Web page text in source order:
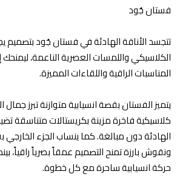
فستان جُود
تتجسد الأناقة الهادئة في فستان جُود بتصميم
الكلاسيكي واللمسات العصرية الناعمة، ليمنحك
المناسبات الراقية واللقاءات المميزة.
يتميز الفستان بقصة انسيابية متوازنة تبرز جمال
كلاسيكية فاخرة مزينة بكريستالات متناسقة
الهادئة دون مبالغة. كما ينساب الجزء
ونقوش بارزة تمنح التصميم عمقاً بصرياً راقياً،
حركة انسيابية ساحرة مع كل خطوة.